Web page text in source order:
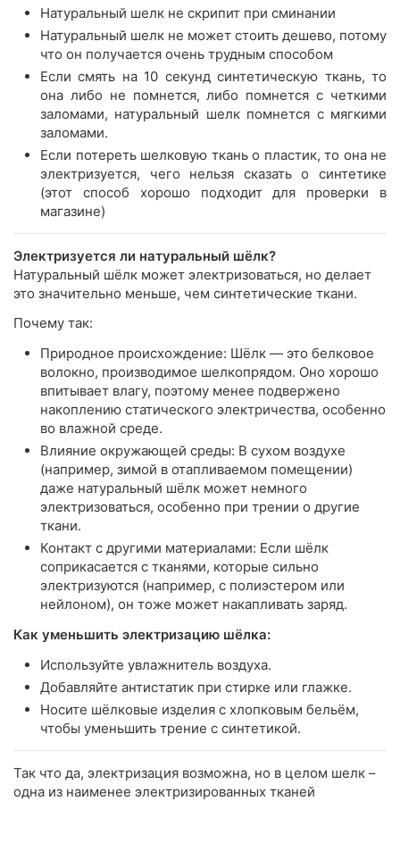
Натуральный шелк не скрипит при сминании
Натуральный шелк не может стоить дешево, потому
что он получается очень трудным способом
Если смять на 10 секунд синтетическую ткань, то
она либо не помнется, либо помнется с четкими
заломами, натуральный шелк помнется с мягкими
заломами.
Если потереть шелковую ткань о пластик, то она не
электризуется, чего нельзя сказать о синтетике
(этот способ хорошо подходит для проверки в
магазине)
Электризуется ли натуральный шёлк?
Натуральный шёлк может электризоваться, но делает
это значительно меньше, чем синтетические ткани.
Почему так:
Природное происхождение: Шёлк — это белковое
волокно, производимое шелкопрядом. Оно хорошо
впитывает влагу, поэтому менее подвержено
накоплению статического электричества, особенно
во влажной среде.
Влияние окружающей среды: В сухом воздухе
(например, зимой в отапливаемом помещении)
даже натуральный шёлк может немного
электризоваться, особенно при трении о другие
ткани.
Контакт с другими материалами: Если шёлк
соприкасается с тканями, которые сильно
электризуются (например, с полиэстером или
нейлоном), он тоже может накапливать заряд.
Как уменьшить электризацию шёлка:
Используйте увлажнитель воздуха.
Добавляйте антистатик при стирке или глажке.
Носите шёлковые изделия с хлопковым бельём,
чтобы уменьшить трение с синтетикой.
Так что да, электризация возможна, но в целом шелк –
одна из наименее электризированных тканей